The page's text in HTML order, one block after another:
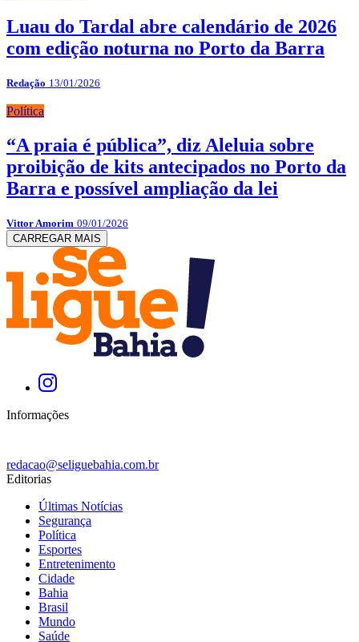
Luau do Tardal abre calendário de 2026
com edição noturna no Porto da Barra
Redação 13/01/2026
Política
“A praia é pública”, diz Aleluia sobre
proibição de kits antecipados no Porto da
Barra e possível ampliação da lei
Vittor Amorim 09/01/2026
CARREGAR MAIS
Informações
redacao@seliguebahia.com.br
Editorias
Últimas Notícias
Segurança
Política
Esportes
Entretenimento
Cidade
Bahia
Brasil
Mundo
Saúde